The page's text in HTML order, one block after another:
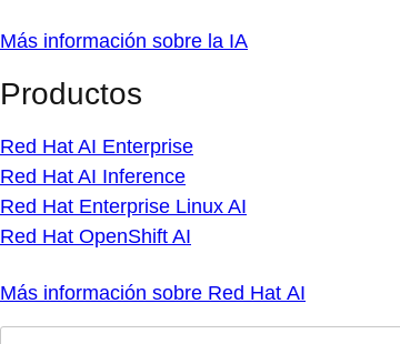
Más información sobre la IA
Productos
Red Hat AI Enterprise
Red Hat AI Inference
Red Hat Enterprise Linux AI
Red Hat OpenShift AI
Más información sobre Red Hat AI